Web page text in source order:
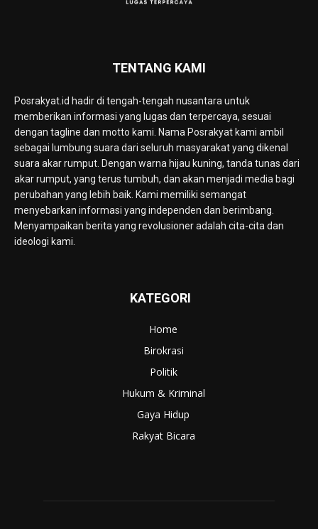
TENTANG KAMI
Posrakyat.id hadir di tengah-tengah nusantara untuk
memberikan informasi yang lugas dan terpercaya, sesuai
dengan tagline dan motto kami. Nama Posrakyat kami ambil
sebagai lumbung suara dari seluruh masyarakat yang dikenal
suara akar rumput. Dengan warna hijau kuning, tanda tunas dari
akar rumput, yang terus tumbuh, dan akan menjadi media bagi
perubahan yang lebih baik. Kami memiliki semangat
menyebarkan informasi yang independen dan berimbang.
Menyampaikan berita yang revolusioner adalah cita-cita dan
ideologi kami.
KATEGORI
Home
Birokrasi
Politik
Hukum & Kriminal
Gaya Hidup
Rakyat Bicara